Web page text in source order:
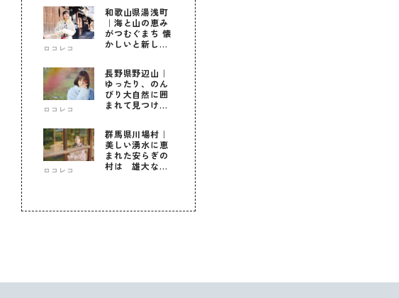
ロコレコ
和歌山県湯浅町
｜海と山の恵み
がつむぐまち 懐
かしいと新しい
ロコレコ
長野県野辺山｜
ゆったり、のん
びり大自然に囲
まれて見つけ
ロコレコ
群馬県川場村｜
美しい湧水に恵
まれた安らぎの
村は 雄大な自